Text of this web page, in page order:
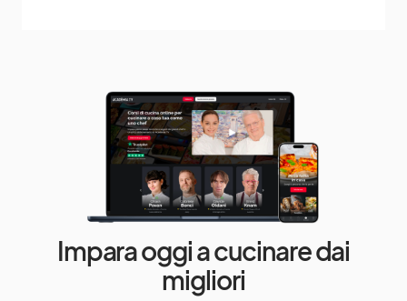
Impara oggi a cucinare dai
migliori